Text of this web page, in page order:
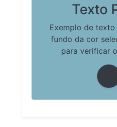
Texto
Exemplo de
fundo da cor
para verificar